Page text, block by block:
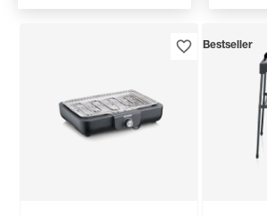
Bestseller